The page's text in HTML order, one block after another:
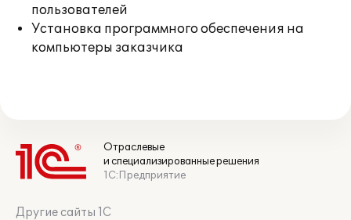
пользователей
Установка программного обеспечения на
компьютеры заказчика
Отраслевые
и специализированные решения
1С:Предприятие
Другие сайты 1С